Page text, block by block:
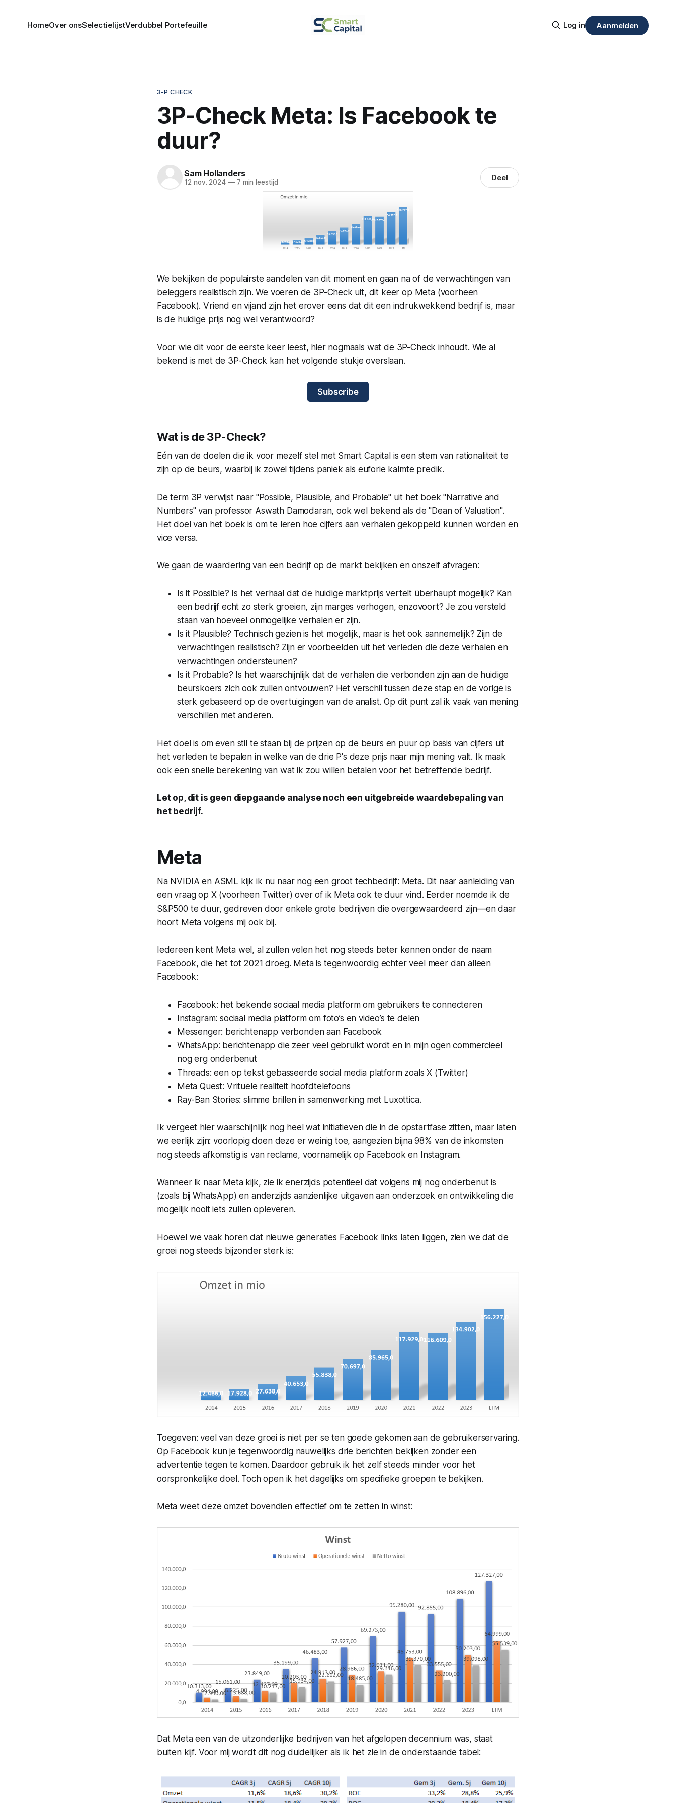
HomeOver onsSelectielijstVerdubbel Portefeuille Log in Aanmelden
3-P CHECK
3P-Check Meta: Is Facebook te
duur?
Sam Hollanders
12 nov. 2024 —7 min leestijd Deel
We bekijken de populairste aandelen van dit moment en gaan na of de verwachtingen van
beleggers realistisch zijn. We voeren de 3P-Check uit, dit keer op Meta (voorheen
Facebook). Vriend en vijand zijn het erover eens dat dit een indrukwekkend bedrijf is, maar
is de huidige prijs nog wel verantwoord?
Voor wie dit voor de eerste keer leest, hier nogmaals wat de 3P-Check inhoudt. Wie al
bekend is met de 3P-Check kan het volgende stukje overslaan.
Subscribe
Wat is de 3P-Check?
Eén van de doelen die ik voor mezelf stel met Smart Capital is een stem van rationaliteit te
zijn op de beurs, waarbij ik zowel tijdens paniek als euforie kalmte predik.
De term 3P verwijst naar "Possible, Plausible, and Probable" uit het boek "Narrative and
Numbers" van professor Aswath Damodaran, ook wel bekend als de "Dean of Valuation".
Het doel van het boek is om te leren hoe cijfers aan verhalen gekoppeld kunnen worden en
vice versa.
We gaan de waardering van een bedrijf op de markt bekijken en onszelf afvragen:
Is it Possible? Is het verhaal dat de huidige marktprijs vertelt überhaupt mogelijk? Kan
een bedrijf echt zo sterk groeien, zijn marges verhogen, enzovoort? Je zou versteld
staan van hoeveel onmogelijke verhalen er zijn.
Is it Plausible? Technisch gezien is het mogelijk, maar is het ook aannemelijk? Zijn de
verwachtingen realistisch? Zijn er voorbeelden uit het verleden die deze verhalen en
verwachtingen ondersteunen?
Is it Probable? Is het waarschijnlijk dat de verhalen die verbonden zijn aan de huidige
beurskoers zich ook zullen ontvouwen? Het verschil tussen deze stap en de vorige is
sterk gebaseerd op de overtuigingen van de analist. Op dit punt zal ik vaak van mening
verschillen met anderen.
Het doel is om even stil te staan bij de prijzen op de beurs en puur op basis van cijfers uit
het verleden te bepalen in welke van de drie P's deze prijs naar mijn mening valt. Ik maak
ook een snelle berekening van wat ik zou willen betalen voor het betreffende bedrijf.
Let op, dit is geen diepgaande analyse noch een uitgebreide waardebepaling van
het bedrijf.
Meta
Na NVIDIA en ASML kijk ik nu naar nog een groot techbedrijf: Meta. Dit naar aanleiding van
een vraag op X (voorheen Twitter) over of ik Meta ook te duur vind. Eerder noemde ik de
S&P500 te duur, gedreven door enkele grote bedrijven die overgewaardeerd zijn—en daar
hoort Meta volgens mij ook bij.
Iedereen kent Meta wel, al zullen velen het nog steeds beter kennen onder de naam
Facebook, die het tot 2021 droeg. Meta is tegenwoordig echter veel meer dan alleen
Facebook:
Facebook: het bekende sociaal media platform om gebruikers te connecteren
Instagram: sociaal media platform om foto’s en video’s te delen
Messenger: berichtenapp verbonden aan Facebook
WhatsApp: berichtenapp die zeer veel gebruikt wordt en in mijn ogen commercieel
nog erg onderbenut
Threads: een op tekst gebasseerde social media platform zoals X (Twitter)
Meta Quest: Vrituele realiteit hoofdtelefoons
Ray-Ban Stories: slimme brillen in samenwerking met Luxottica.
Ik vergeet hier waarschijnlijk nog heel wat initiatieven die in de opstartfase zitten, maar laten
we eerlijk zijn: voorlopig doen deze er weinig toe, aangezien bijna 98% van de inkomsten
nog steeds afkomstig is van reclame, voornamelijk op Facebook en Instagram.
Wanneer ik naar Meta kijk, zie ik enerzijds potentieel dat volgens mij nog onderbenut is
(zoals bij WhatsApp) en anderzijds aanzienlijke uitgaven aan onderzoek en ontwikkeling die
mogelijk nooit iets zullen opleveren.
Hoewel we vaak horen dat nieuwe generaties Facebook links laten liggen, zien we dat de
groei nog steeds bijzonder sterk is:
Toegeven: veel van deze groei is niet per se ten goede gekomen aan de gebruikerservaring.
Op Facebook kun je tegenwoordig nauwelijks drie berichten bekijken zonder een
advertentie tegen te komen. Daardoor gebruik ik het zelf steeds minder voor het
oorspronkelijke doel. Toch open ik het dagelijks om specifieke groepen te bekijken.
Meta weet deze omzet bovendien effectief om te zetten in winst:
Dat Meta een van de uitzonderlijke bedrijven van het afgelopen decennium was, staat
buiten kijf. Voor mij wordt dit nog duidelijker als ik het zie in de onderstaande tabel: